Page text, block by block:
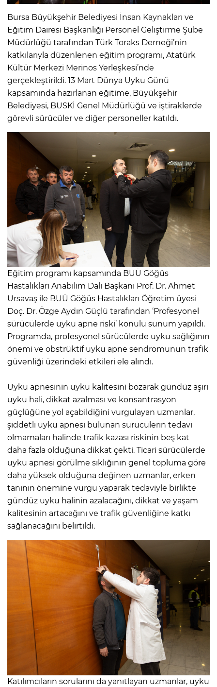
Bursa Büyükşehir Belediyesi İnsan Kaynakları ve
Eğitim Dairesi Başkanlığı Personel Geliştirme Şube
Müdürlüğü tarafından Türk Toraks Derneği’nin
katkılarıyla düzenlenen eğitim programı, Atatürk
Kültür Merkezi Merinos Yerleşkesi’nde
gerçekleştirildi. 13 Mart Dünya Uyku Günü
kapsamında hazırlanan eğitime, Büyükşehir
Belediyesi, BUSKİ Genel Müdürlüğü ve iştiraklerde
görevli sürücüler ve diğer personeller katıldı.
Eğitim programı kapsamında BUÜ Göğüs
Hastalıkları Anabilim Dalı Başkanı Prof. Dr. Ahmet
Ursavaş ile BUÜ Göğüs Hastalıkları Öğretim üyesi
Doç. Dr. Özge Aydın Güçlü tarafından ‘Profesyonel
sürücülerde uyku apne riski’ konulu sunum yapıldı.
Programda, profesyonel sürücülerde uyku sağlığının
önemi ve obstrüktif uyku apne sendromunun trafik
güvenliği üzerindeki etkileri ele alındı.
Uyku apnesinin uyku kalitesini bozarak gündüz aşırı
uyku hali, dikkat azalması ve konsantrasyon
güçlüğüne yol açabildiğini vurgulayan uzmanlar,
şiddetli uyku apnesi bulunan sürücülerin tedavi
olmamaları halinde trafik kazası riskinin beş kat
daha fazla olduğuna dikkat çekti. Ticari sürücülerde
uyku apnesi görülme sıklığının genel topluma göre
daha yüksek olduğuna değinen uzmanlar, erken
tanının önemine vurgu yaparak tedaviyle birlikte
gündüz uyku halinin azalacağını, dikkat ve yaşam
kalitesinin artacağını ve trafik güvenliğine katkı
sağlanacağını belirtildi.
Katılımcıların sorularını da yanıtlayan uzmanlar, uyku